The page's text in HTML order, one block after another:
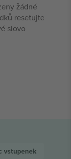
žádné
resetujte
slovo
vstupenek